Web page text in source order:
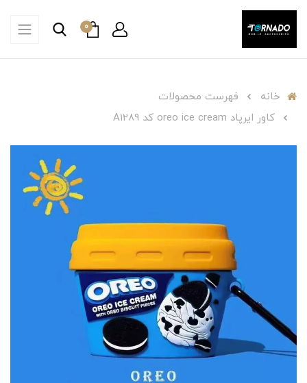
0
خانه
فهرست محصولات
کاور ایرپاد oreo ice cream کد A1289